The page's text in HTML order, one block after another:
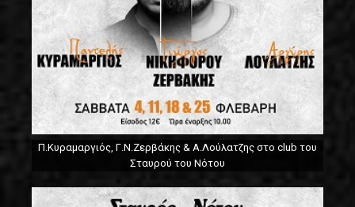
Π.Κυραμαργιός, Γ.Ν.Ζερβάκης & Α.Λούλατζης στο club του
Σταυρού του Νότου